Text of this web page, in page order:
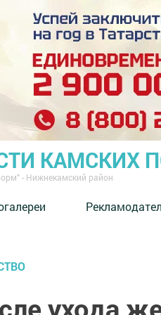
КАМСКИХ
- Нижнекамский район
ухода